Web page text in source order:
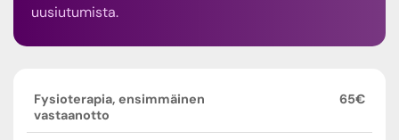
uusiutumista.
Fysioterapia, ensimmäinen
vastaanotto
65€